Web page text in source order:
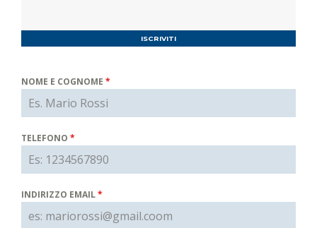
ISCRIVITI
NOME E COGNOME *
TELEFONO *
INDIRIZZO EMAIL*